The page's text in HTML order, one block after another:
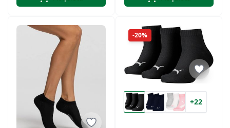
Lui/Lei
-20%
+22